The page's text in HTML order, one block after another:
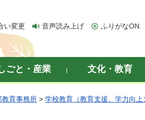
い変更 音声読み上げ ふりがなON
ごと・産業 文化・教育
教育事務所 > 学校教育（教育支援、学力向